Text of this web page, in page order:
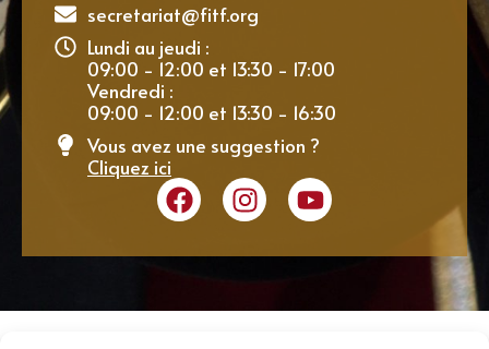
secretariat@fitf.org
Lundi au jeudi :
09:00 - 12:00 et 13:30 - 17:00
Vendredi :
09:00 - 12:00 et 13:30 - 16:30
Vous avez une suggestion ?
Cliquez ici